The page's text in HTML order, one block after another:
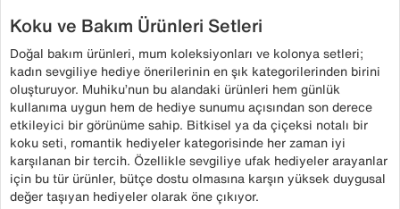
Koku ve Bakım Ürünleri Setleri
Doğal bakım ürünleri, mum koleksiyonları ve kolonya setleri;
kadın sevgiliye hediye önerilerinin en şık kategorilerinden birini
oluşturuyor. Muhiku’nun bu alandaki ürünleri hem günlük
kullanıma uygun hem de hediye sunumu açısından son derece
etkileyici bir görünüme sahip. Bitkisel ya da çiçeksi notalı bir
koku seti, romantik hediyeler kategorisinde her zaman iyi
karşılanan bir tercih. Özellikle sevgiliye ufak hediyeler arayanlar
için bu tür ürünler, bütçe dostu olmasına karşın yüksek duygusal
değer taşıyan hediyeler olarak öne çıkıyor.